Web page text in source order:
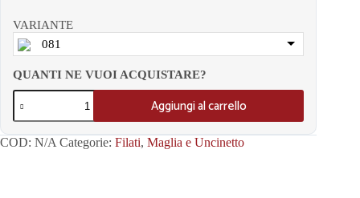
VARIANTE
081
QUANTI NE VUOI ACQUISTARE?
Aggiungi al carrello
COD: N/A Categorie: Filati, Maglia e Uncinetto